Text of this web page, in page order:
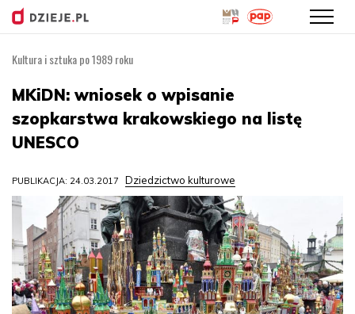
treści
Kultura i sztuka po 1989 roku
MKiDN: wniosek o wpisanie
szopkarstwa krakowskiego na listę
UNESCO
PUBLIKACJA: 24.03.2017 Dziedzictwo kulturowe